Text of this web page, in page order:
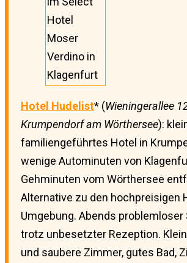
Hotel
Moser
Verdino in
Klagenfurt
Hotel Hudelist* (Wieningerallee
Krumpendorf am Wörthersee):
familiengeführtes Hotel in
wenige Autominuten von
Gehminuten vom Wörthersee
Alternative zu den hochpreisigen
Umgebung. Abends problemloser
trotz unbesetzter Rezeption.
und saubere Zimmer, gutes Bad,